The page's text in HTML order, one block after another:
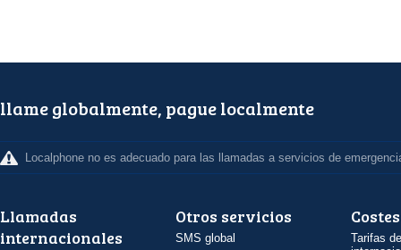
llame globalmente, pague localmente
Localphone no es adecuado para las llamadas a servicios de
Llamadas
internacionales
Otros servicios
SMS global
Costes
Tarifas